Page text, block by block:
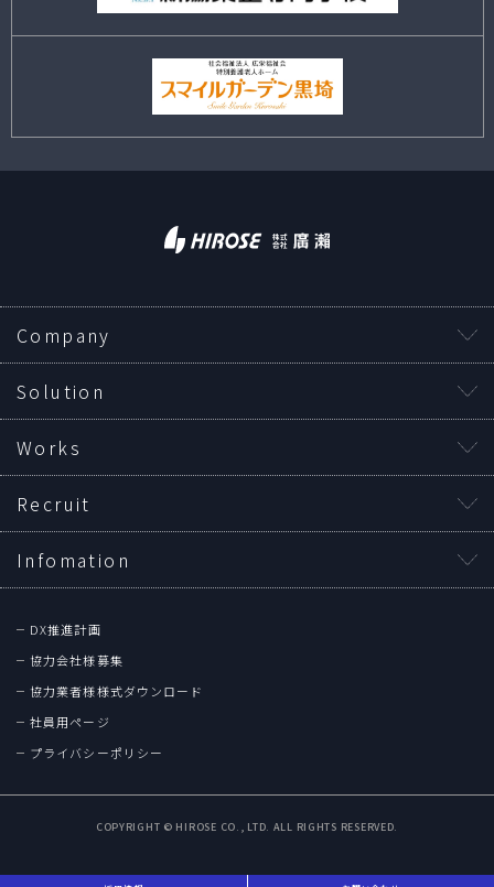
Company
Solution
Works
Recruit
Infomation
DX推進計画
協力会社様募集
協力業者様様式ダウンロード
社員用ページ
プライバシーポリシー
COPYRIGHT © HIROSE CO., LTD. ALL RIGHTS RESERVED.